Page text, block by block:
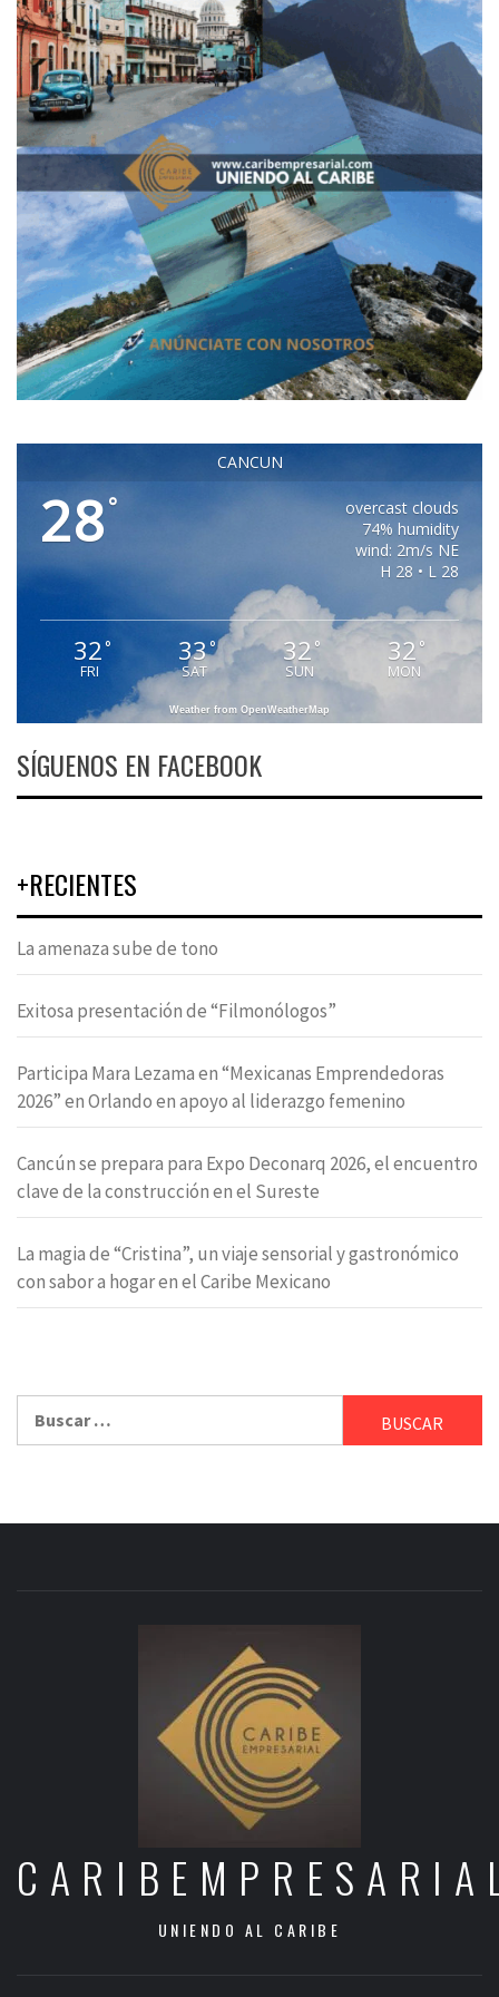
CANCUN
28°
overcast clouds
74% humidity
wind: 2m/s NE
H 28 • L 28
32°
FRI
33°
SAT
32 °
SUN
32 °
MON
Weather from OpenWeatherMap
SÍGUENOS EN FACEBOOK
+RECIENTES
La amenaza sube de tono
Exitosa presentación de “Filmonólogos”
Participa Mara Lezama en “Mexicanas Emprendedoras
2026” en Orlando en apoyo al liderazgo femenino
Cancún se prepara para Expo Deconarq 2026, el encuentro
clave de la construcción en el Sureste
La magia de “Cristina”, un viaje sensorial y gastronómico
con sabor a hogar en el Caribe Mexicano
UNIENDO AL CARIBE